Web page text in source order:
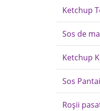
Ketchup
Sos de
Ketchup
Sos
Roșii